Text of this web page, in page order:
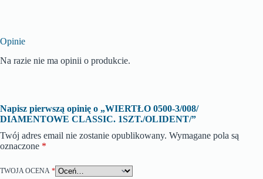
Opinie
Na razie nie ma opinii o produkcie.
Napisz pierwszą opinię o „WIERTŁO 0500-3/008/
DIAMENTOWE CLASSIC. 1SZT./OLIDENT/”
Twój adres email nie zostanie opublikowany. Wymagane pola są
oznaczone *
TWOJA OCENA *